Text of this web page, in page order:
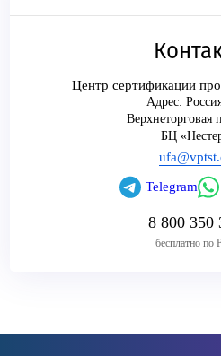
Центр сертификации
Адрес:
Верхнеторговая
БЦ
Telegram
8 800 350
бесплатно по